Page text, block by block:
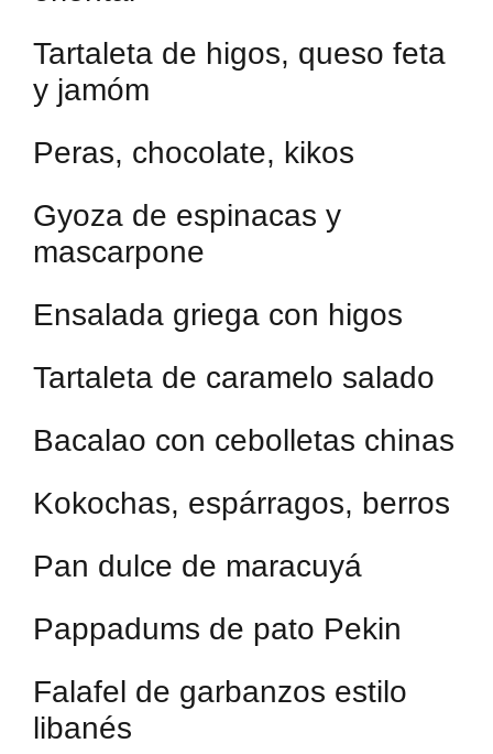
Tartaleta de higos, queso feta
y jamóm
Peras, chocolate, kikos
Gyoza de espinacas y
mascarpone
Ensalada griega con higos
Tartaleta de caramelo salado
Bacalao con cebolletas chinas
Kokochas, espárragos, berros
Pan dulce de maracuyá
Pappadums de pato Pekin
Falafel de garbanzos estilo
libanés